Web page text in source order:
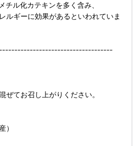
ル化カテキンを多く含み、
ギーに効果があるといわれていま
ぜてお召し上がりください。
）